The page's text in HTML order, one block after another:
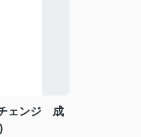
ェンジ 成